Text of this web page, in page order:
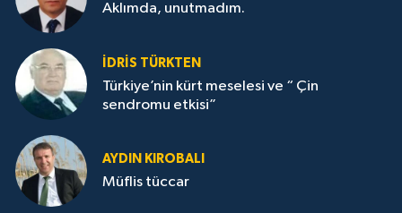
Aklımda, unutmadım.
İDRİS TÜRKTEN
Türkiye’nin kürt meselesi ve “ Çin
sendromu etkisi”
AYDIN KIROBALI
Müflis tüccar